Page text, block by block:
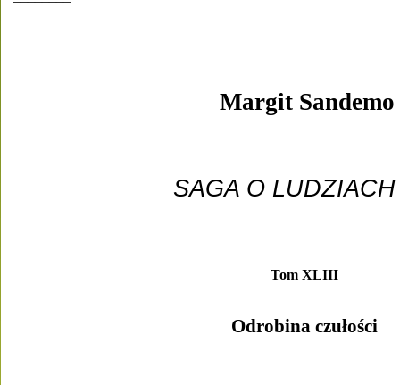
Margit Sandemo
SAGA O
Tom XLIII
Odrobina czułości